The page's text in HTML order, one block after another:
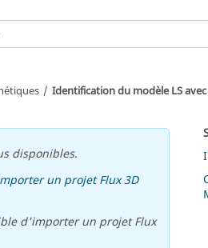
Identification du modèle LS avec
disponibles.
un projet Flux 3D
d'importer un projet Flux